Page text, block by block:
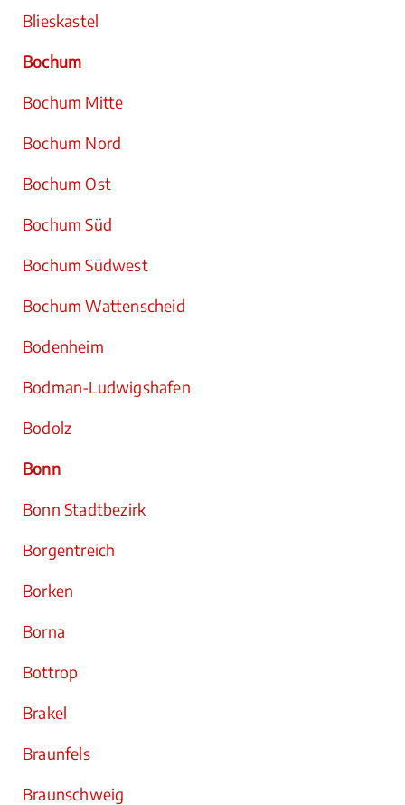
Blieskastel
Bochum
Bochum Mitte
Bochum Nord
Bochum Ost
Bochum Süd
Bochum Südwest
Bochum Wattenscheid
Bodenheim
Bodman-Ludwigshafen
Bodolz
Bonn
Bonn Stadtbezirk
Borgentreich
Borken
Borna
Bottrop
Brakel
Braunfels
Braunschweig